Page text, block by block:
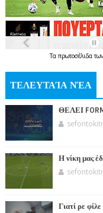
Τα πρωτοσέλιδατων
ΤΕΛΕΥΤΑΊΑ ΝΈΑ
ΘΕΛΕΙ
Η νίκη μας
Γιατί ρε φίλε